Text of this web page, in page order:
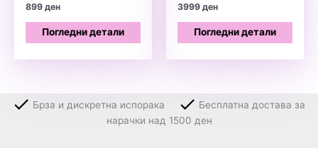
899ден
Погледни детали
3999ден
Погледни детали
Брза и дискретна испорака
Бесплатна достава за
нарачки над 1500 ден